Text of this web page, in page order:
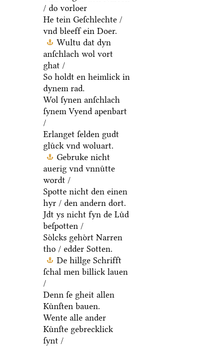
/ do vorloer
He tein Geſchlechte /
vnd bleeff ein Doer.
Wultu dat dyn
anſchlach wol vort
ghat /
So holdt en heimlick in
dynem rad.
Wol ſynen anſchlach
ſynem Vyend apenbart
/
Erlanget ſelden gudt
gluͤck vnd woluart.
Gebruke nicht
auerig vnd vnnuͤtte
wordt /
Spotte nicht den einen
hyr / den andern dort.
Jdt ys nicht fyn de Luͤd
beſpotten /
Soͤlcks gehoͤrt Narren
tho / edder Sotten.
De hillge Schrifft
ſchal men billick lauen
/
Denn ſe gheit allen
Kuͤnſten bauen.
Wente alle ander
Kuͤnſte gebrecklick
ſynt /